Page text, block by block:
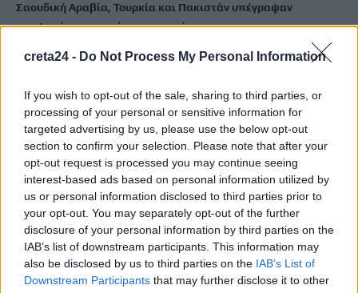
creta24 - Do Not Process My Personal Information
If you wish to opt-out of the sale, sharing to third parties, or
processing of your personal or sensitive information for
targeted advertising by us, please use the below opt-out
section to confirm your selection. Please note that after your
opt-out request is processed you may continue seeing
interest-based ads based on personal information utilized by
us or personal information disclosed to third parties prior to
your opt-out. You may separately opt-out of the further
disclosure of your personal information by third parties on the
IAB’s list of downstream participants. This information may
also be disclosed by us to third parties on the IAB’s List of
Downstream Participants that may further disclose it to other
Σαουδική Αραβία, Τουρκία και Πακιστάν υπέγραψαν
συμφωνία αμυντικής συνεργασίας
Μύκητας-«εισβολέας» προκαλεί σοβαρές λοιμώξεις και είναι
ανθεκτικός στα φάρμακα – Ανησυχία στις ΗΠΑ
7 Αυγούστου, 2026
Ολική έκλειψη Ηλίου: Σε κατάσταση συναγερμού η Ευρώπη –
Πώς μπορεί να επηρεαστεί το ηλεκτρικό δίκτυο
7 Αυγούστου, 2026
Μαζική η έξοδος των αδειούχων – Γεμάτα αναχωρούν τα
πλοία